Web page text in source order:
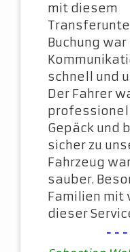
mit diesem
Buchung
schnell und
Der Fahrer
Gepäck und
sicher zu
Fahrzeug
sauber.
Familien mit
dieser